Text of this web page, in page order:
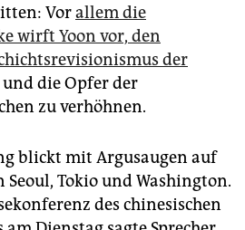
Vorallem die
wirft Yoon vor, den
der
und die Opfer der
zu verhöhnen.
blickt mit Argusaugen auf
Tokio und Washington.
des chinesischen